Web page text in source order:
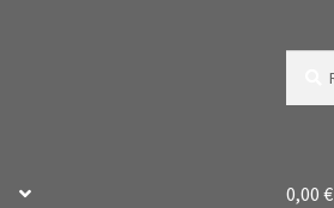
0,00 €